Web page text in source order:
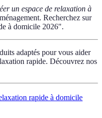
un espace de relaxation à
Recherchez sur
à domicile 2026".
adaptés pour vous aider
rapide. Découvrez nos
rapide à domicile